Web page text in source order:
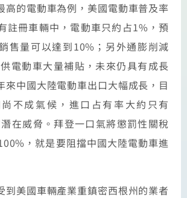
高的電動車為例，美國電動車普及率
註冊車輛中，電動車只約占1%，預
售量可以達到10%；另外通膨削減
電動車大量補貼，未來仍具有成長
來中國大陸電動車出口大幅成長，目
不成氣候，進口占有率大約只有
在威脅。拜登一口氣將懲罰性關稅
，就是要阻擋中國大陸電動車進
美國車輛產業重鎮密西根州的業者